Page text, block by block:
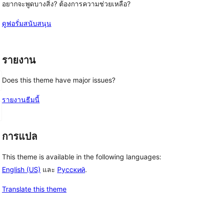
อยากจะพูดบางสิ่ง? ต้องการความช่วยเหลือ?
ดูฟอรั่มสนับสนุน
รายงาน
Does this theme have major issues?
รายงานธีมนี้
การแปล
This theme is available in the following languages:
English (US) และ Русский.
Translate this theme